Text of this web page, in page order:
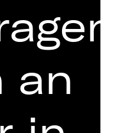
das Buch ein
in jüngster
als ein
in der
das
aufgeführt.
an